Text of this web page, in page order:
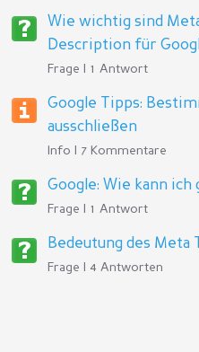
Wie wichtig sind
Description für
Frage | 1 Antwort
Google Tipps:
ausschließen
Info | 7 Kommentare
Google: Wie kann
Frage | 1 Antwort
Bedeutung des Meta
Frage | 4 Antworten